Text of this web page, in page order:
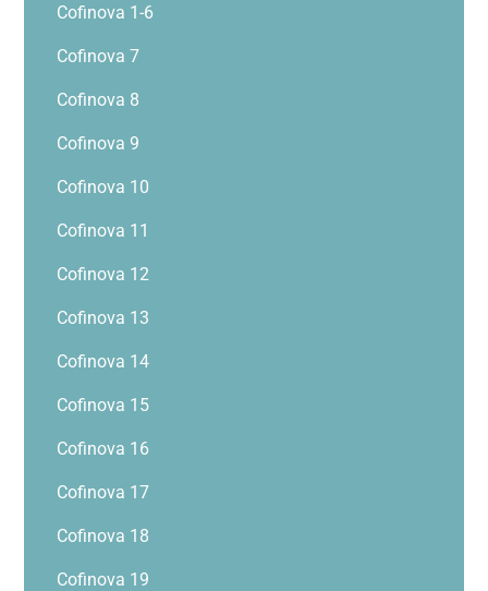
Cofinova 1-6
Cofinova 7
Cofinova 8
Cofinova 9
Cofinova 10
Cofinova 11
Cofinova 12
Cofinova 13
Cofinova 14
Cofinova 15
Cofinova 16
Cofinova 17
Cofinova 18
Cofinova 19